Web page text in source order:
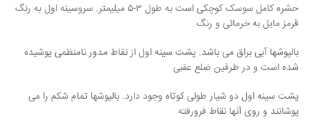
حشره کامل سوسک کوچکی است به طول ۳-۵ میلیمتر. سروسینه اول به رنگ
قرمز مایل به خرمائی و رنگ
بالپوشها آبی براق می باشد. پشت سینه اول از نقاط مدور نامنظمی پوشیده
شده است و در طرفین ضلع عقبی
پشت سینه اول دو شیار طولی کوتاه وجود دارد. بالپوشها تمام شکم را می
پوشانند و روی آنها نقاط فرورفته
تومان.